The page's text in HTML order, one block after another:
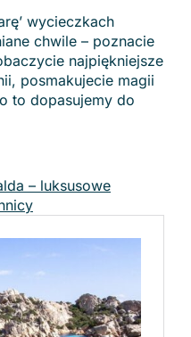
wycieczkach
chwile – poznacie
najpiękniejsze
posmakujecie magii
to dopasujemy do
– luksusowe